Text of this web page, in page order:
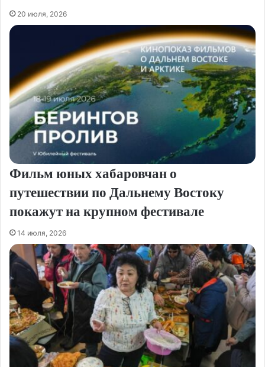
20 июля, 2026
Фильм юных хабаровчан о
путешествии по Дальнему Востоку
покажут на крупном фестивале
14 июля, 2026